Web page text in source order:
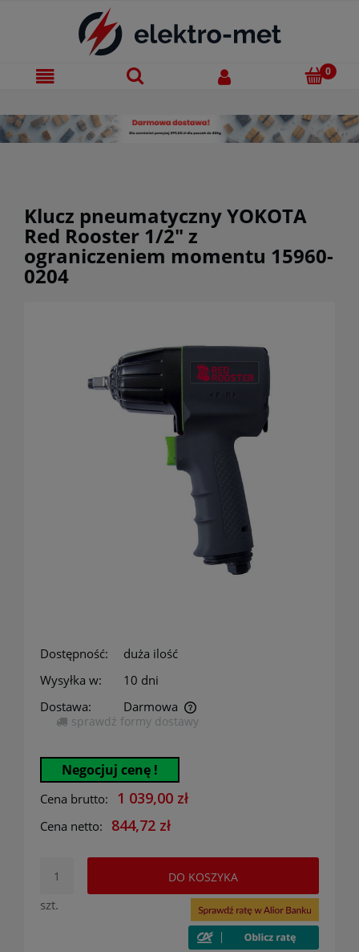
Klucz pneumatyczny YOKOTA
Red Rooster 1/2" z
ograniczeniem momentu 15960-
0204
Dostępność:
duża ilość
Wysyłka w:
10 dni
Dostawa:
Darmowa
Cena nie zawiera ewentualnych kosztów płatności
sprawdź formy dostawy
Negocjuj cenę !
Cena brutto: 1 039,00 zł
Cena netto: 844,72 zł
szt.
DO KOSZYKA